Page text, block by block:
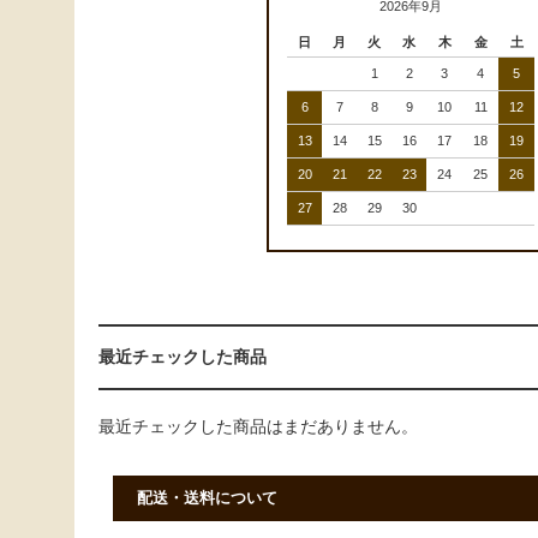
2026年9月
日 月 火 水 木 金 土
1 2 3 4 5
6 7 8 9 10 11 12
13 14 15 16 17 18 19
20 21 22 23 24 25 26
27 28 29 30
最近チェックした商品
最近チェックした商品はまだありません。
配送・送料について